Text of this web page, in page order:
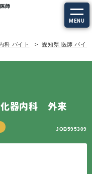
師
MENU
科 バイト 愛知県 医師 バイト
器内科 外来
JOB595309